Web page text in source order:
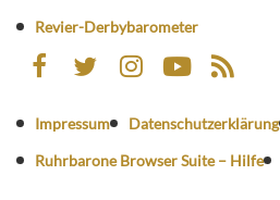
Revier-Derbybarometer
Impressum Datenschutzerklärung
Ruhrbarone Browser Suite – Hilfe